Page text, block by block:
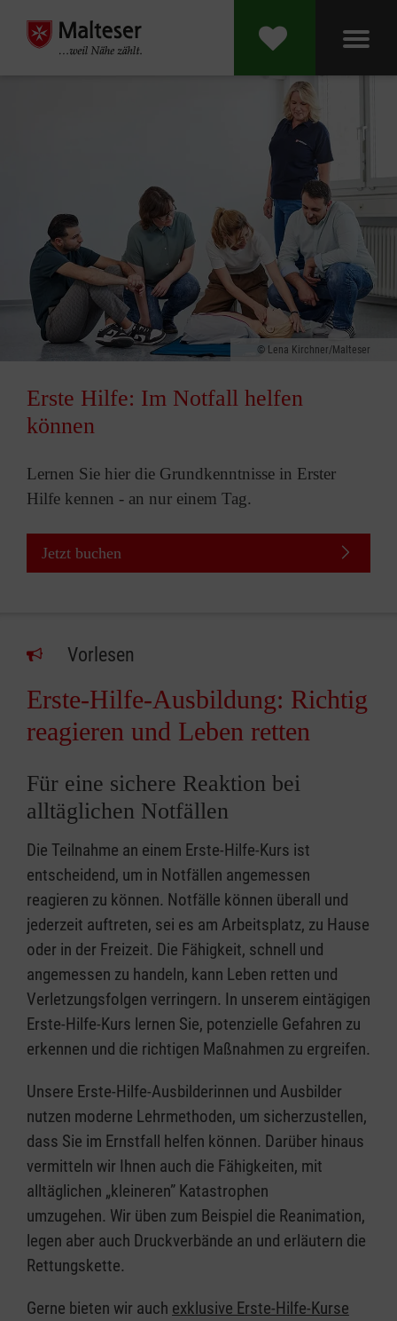
Lena Kirchner/Malteser
Erste Hilfe: Im Notfall helfen
können
Lernen Sie hier die Grundkenntnisse in Erster
Hilfe kennen - an nur einem Tag.
Jetzt buchen
Vorlesen
Erste-Hilfe-Ausbildung: Richtig
reagieren und Leben retten
Für eine sichere Reaktion bei
alltäglichen Notfällen
Die Teilnahme an einem Erste-Hilfe-Kurs ist
entscheidend, um in Notfällen angemessen
reagieren zu können. Notfälle können überall und
jederzeit auftreten, sei es am Arbeitsplatz, zu Hause
oder in der Freizeit. Die Fähigkeit, schnell und
angemessen zu handeln, kann Leben retten und
Verletzungsfolgen verringern. In unserem eintägigen
Erste-Hilfe-Kurs lernen Sie, potenzielle Gefahren zu
erkennen und die richtigen Maßnahmen zu ergreifen.
Unsere Erste-Hilfe-Ausbilderinnen und Ausbilder
nutzen moderne Lehrmethoden, um sicherzustellen,
dass Sie im Ernstfall helfen können. Darüber hinaus
vermitteln wir Ihnen auch die Fähigkeiten, mit
alltäglichen „kleineren” Katastrophen
umzugehen. Wir üben zum Beispiel die Reanimation,
legen aber auch Druckverbände an und erläutern die
Rettungskette.
Gerne bieten wir auch exklusive Erste-Hilfe-Kurse